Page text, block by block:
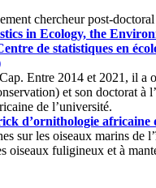
chercheur post-
in Ecology, the
de statistiques en
Entre 2014 et 2021, il a
et son doctorat à
de l’université.
d’ornithologie africaine
sur les oiseaux marins de
oiseaux fuligineux et à